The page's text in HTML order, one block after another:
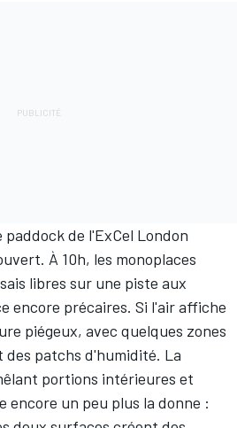
paddock de l'ExCel London
À 10h, les monoplaces
libres sur une piste aux
encore précaires. Si l'air affiche
piégeux, avec quelques zones
des patchs d'humidité. La
portions intérieures et
encore un peu plus la donne :